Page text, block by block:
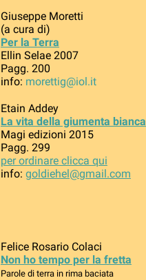
Giuseppe Moretti
(a cura di)
Per la Terra
Ellin Selae 2007
Pagg. 200
info: morettig@iol.it
Etain Addey
La vita della giumenta bianca
Magi edizioni 2015
Pagg. 299
per ordinare clicca qui
info: goldiehel@gmail.com
Felice Rosario Colaci
Non ho tempo per la fretta
Parole di terra in rima baciata